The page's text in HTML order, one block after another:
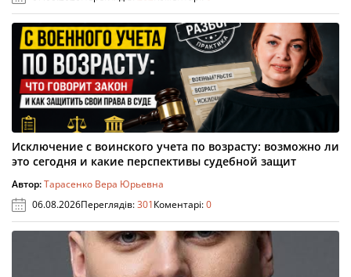
Исключение с воинского учета по возрасту: возможно ли
это сегодня и какие перспективы судебной защит
Автор:Тарасенко Вера Юрьевна
06.08.2026Переглядів:301Коментарі:0